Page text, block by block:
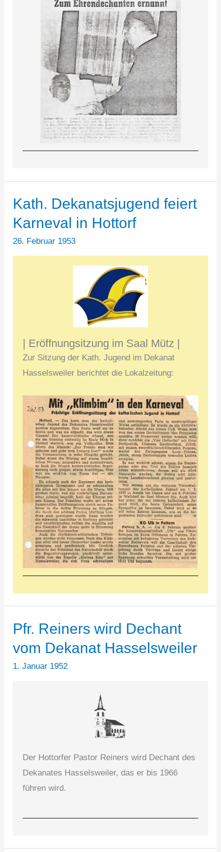
Kath. Dekanatsjugend feiert
Karneval in Hottorf
26. Februar 1953
| Eröffnungsitzung im Saal Mütz |
Zur Sitzung der Kath. Jugend im Dekanat
Hasselsweiler berichtet die Lokalzeitung:
Pfr. Reiners wird Dechant
vom Dekanat Hasselsweiler
1. Januar 1952
Der Hottorfer Pastor Reiners wird Dechant des
Dekanates Hasselsweiler, das er bis 1966
führen wird.